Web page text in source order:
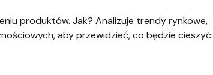
produktów. Jak? Analizuje trendy rynkowe,
aby przewidzieć, co będzie cieszyć